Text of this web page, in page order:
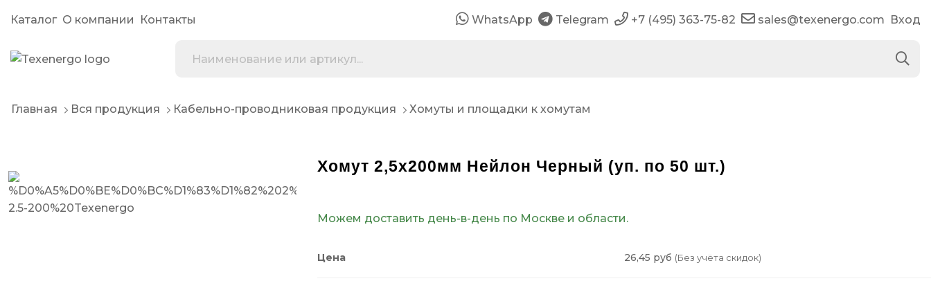
Каталог О компании Контакты WhatsApp Telegram +7 (495) 363-75-82 sales@texenergo.com Вход
Главная Вся продукция Кабельно-проводниковая продукция Хомуты и площадки к хомутам
Хомут 2,5х200мм Нейлон Черный (уп. по 50 шт.)
Можем доставить день-в-день по Москве и области.
Цена 26,45 руб (Без учёта скидок)